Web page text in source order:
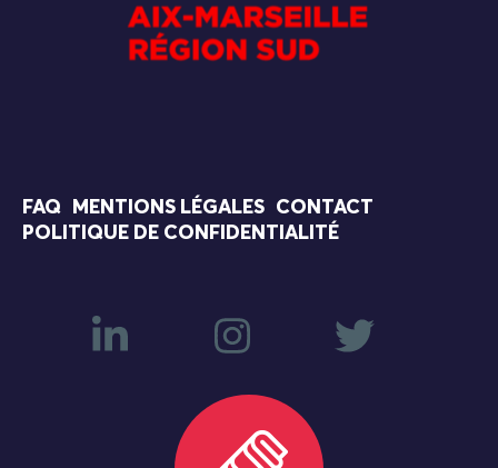
FAQ MENTIONS LÉGALES
CONTACT
POLITIQUE DE CONFIDENTIALITÉ